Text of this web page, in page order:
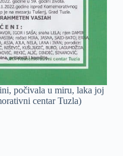
počivala u miru, laka joj
centar Tuzla)